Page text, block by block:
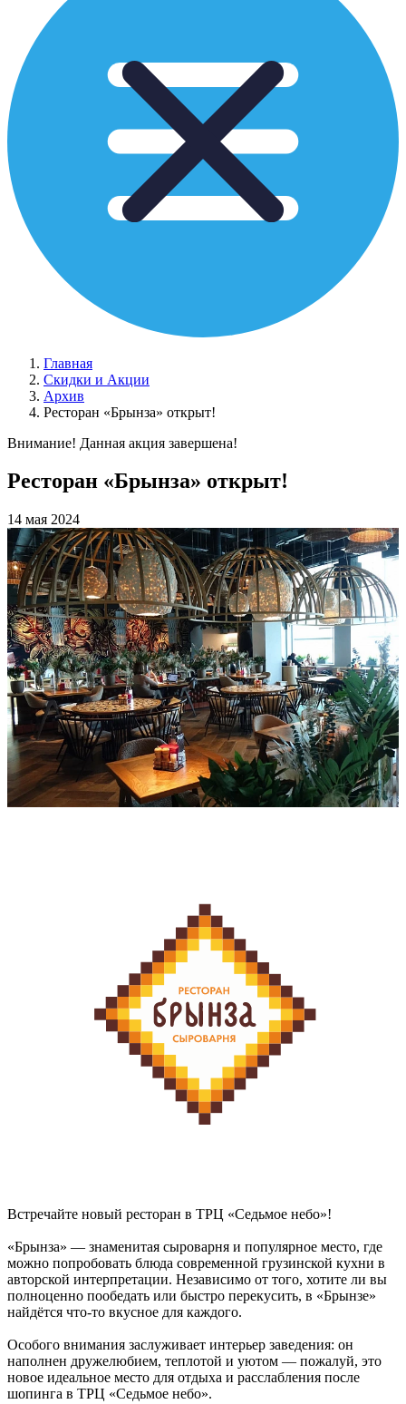
Главная
Скидки и Акции
Архив
Ресторан «Брынза» открыт!
Внимание! Данная акция завершена!
Ресторан «Брынза» открыт!
14 мая 2024
Встречайте новый ресторан в ТРЦ «Седьмое небо»!
«Брынза» — знаменитая сыроварня и популярное место, где
можно попробовать блюда современной грузинской кухни в
авторской интерпретации. Независимо от того, хотите ли вы
полноценно пообедать или быстро перекусить, в «Брынзе»
найдётся что-то вкусное для каждого.
Особого внимания заслуживает интерьер заведения: он
наполнен дружелюбием, теплотой и уютом — пожалуй, это
новое идеальное место для отдыха и расслабления после
шопинга в ТРЦ «Седьмое небо».